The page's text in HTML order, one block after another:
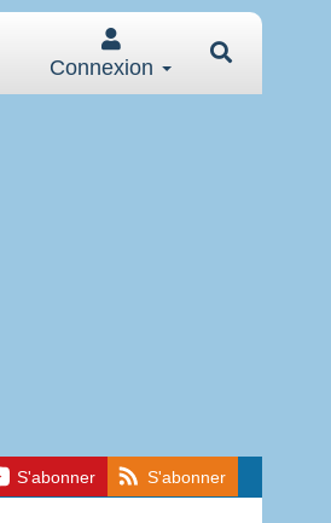
Connexion
S'abonner S'abonner